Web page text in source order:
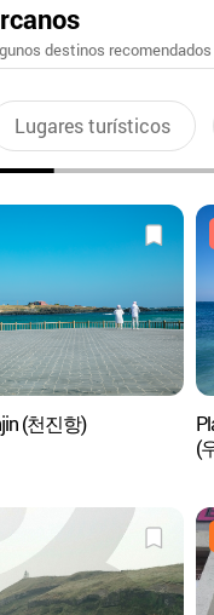
destinos
Lugares turísticos
(천진항)
(